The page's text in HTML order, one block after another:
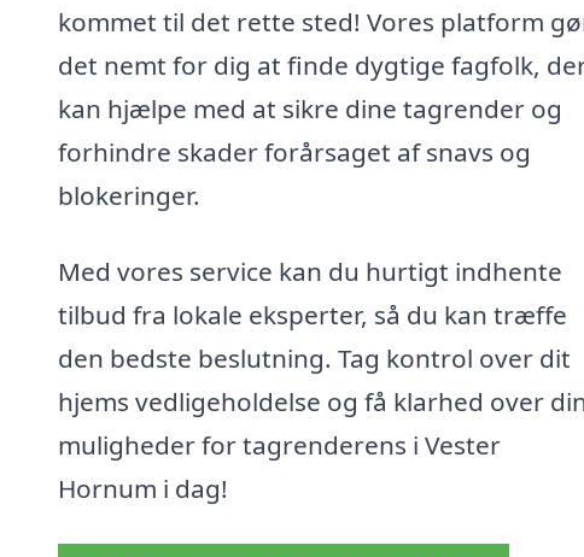
kommet til det rette sted! Vores platform
det nemt for dig at finde dygtige fagfolk,
kan hjælpe med at sikre dine tagrender og
forhindre skader forårsaget af snavs og
blokeringer.
Med vores service kan du hurtigt indhente
tilbud fra lokale eksperter, så du kan træffe
den bedste beslutning. Tag kontrol over dit
hjems vedligeholdelse og få klarhed over
muligheder for tagrenderens i Vester
Hornum i dag!